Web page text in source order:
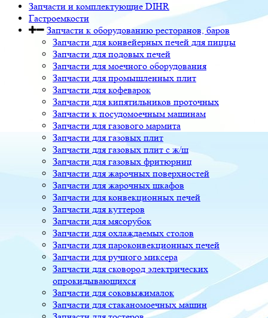
Запчасти и комплектующие DIHR
Гастроемкости
Запчасти к оборудованию ресторанов, баров
Запчасти для конвейерных печей для пиццы
Запчасти для подовых печей
Запчасти для моечного оборудования
Запчасти для промышленных плит
Запчасти для кофеварок
Запчасти для кипятильников проточных
Запчасти к посудомоечным машинам
Запчасти для газового мармита
Запчасти для газовых плит
Запчасти для газовых плит с ж/ш
Запчасти для газовых фритюрниц
Запчасти для жарочных поверхностей
Запчасти для жарочных шкафов
Запчасти для конвекционных печей
Запчасти для куттеров
Запчасти для мясорубок
Запчасти для охлаждаемых столов
Запчасти для пароконвекционных печей
Запчасти для ручного миксера
Запчасти для сковород электрических
опрокидывающихся
Запчасти для соковыжималок
Запчасти для стаканомоечных машин